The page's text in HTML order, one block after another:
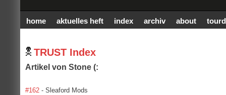
home aktuelles heft index archiv about
TRUST Index
Artikel von Stone (:
#162 - Sleaford Mods